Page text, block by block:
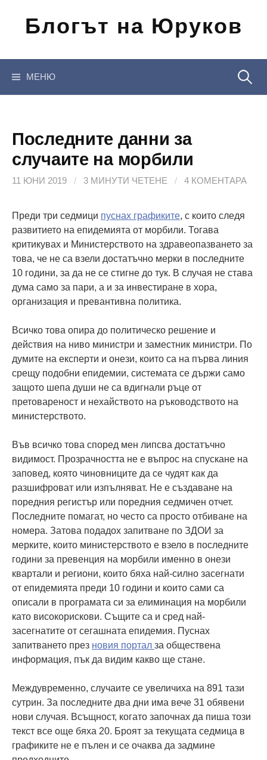
съдържанието
Блогът на Юруков
МЕНЮ
Последните данни за
случаите на морбили
11 ЮНИ 2019 / 3 МИНУТИ ЧЕТЕНЕ / 4 КОМЕНТАРА
Преди три седмици пуснах графиките, с които следя
развитието на епидемията от морбили. Тогава
критикувах и Министерството на здравеопазването за
това, че не са взели достатъчно мерки в последните
10 години, за да не се стигне до тук. В случая не става
дума само за пари, а и за инвестиране в хора,
организация и превантивна политика.
Всичко това опира до политическо решение и
действия на ниво министри и заместник министри. По
думите на експерти и онези, които са на първа линия
срещу подобни епидемии, системата се държи само
защото шепа души не са вдигнали ръце от
претовареност и нехайството на ръководството на
министерството.
Във всичко това според мен липсва достатъчно
видимост. Прозрачността не е въпрос на спускане на
заповед, която чиновниците да се чудят как да
разшифроват или изпълняват. Не е създаване на
поредния регистър или поредния седмичен отчет.
Последните помагат, но често са просто отбиване на
номера. Затова подадох запитване по ЗДОИ за
мерките, които министерството е взело в последните
години за превенция на морбили именно в онези
квартали и региони, които бяха най-силно засегнати
от епидемията преди 10 години и които сами са
описали в програмата си за елиминация на морбили
като високорискови. Същите са и сред най-
засегнатите от сегашната епидемия. Пуснах
запитването през новия портал за обществена
информация, пък да видим какво ще стане.
Междувременно, случаите се увеличиха на 891 тази
сутрин. За последните два дни има вече 31 обявени
нови случая. Всъщност, когато започнах да пиша този
текст все още бяха 20. Броят за текущата седмица в
графиките не е пълен и се очаква да задмине